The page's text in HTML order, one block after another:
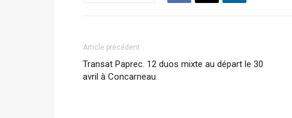
Article précédent
Transat Paprec. 12 duos mixte au départ le 30
avril à Concarneau